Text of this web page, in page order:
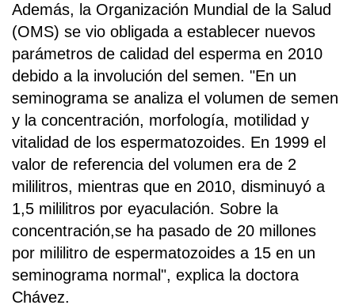
Además, la Organización Mundial de la Salud
(OMS) se vio obligada a establecer nuevos
parámetros de calidad del esperma en 2010
debido a la involución del semen. "En un
seminograma se analiza el volumen de semen
y la concentración, morfología, motilidad y
vitalidad de los espermatozoides. En 1999 el
valor de referencia del volumen era de 2
mililitros, mientras que en 2010, disminuyó a
1,5 mililitros por eyaculación. Sobre la
concentración,se ha pasado de 20 millones
por mililitro de espermatozoides a 15 en un
seminograma normal", explica la doctora
Chávez.